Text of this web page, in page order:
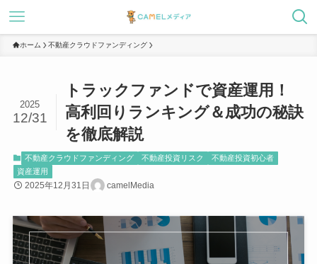
ホーム 不動産クラウドファンディング
トラックファンドで資産運用！
高利回りランキング＆成功の秘訣
を徹底解説
2025
12/31
不動産クラウドファンディング 不動産投資リスク
不動産投資初心者
資産運用
2025年12月31日 camelMedia